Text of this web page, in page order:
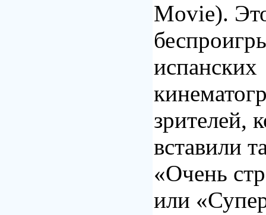
Movie).
испанских
зрителей,
вставили
«Очень
или